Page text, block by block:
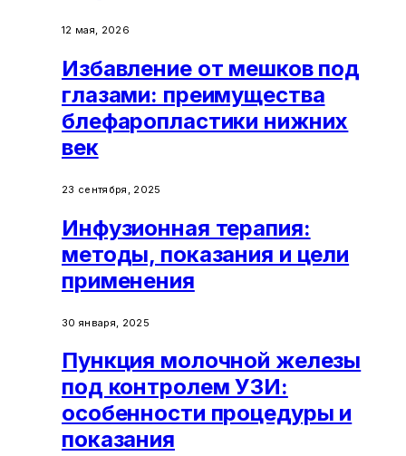
12 мая, 2026
Избавление от мешков под
глазами: преимущества
блефаропластики нижних
век
23 сентября, 2025
Инфузионная терапия:
методы, показания и цели
применения
30 января, 2025
Пункция молочной железы
под контролем УЗИ:
особенности процедуры и
показания